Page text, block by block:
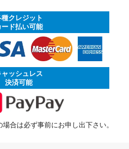
種クレジット
ード払い可能
ャッシュレス
決済可能
合は必ず事前にお申し出下さい。